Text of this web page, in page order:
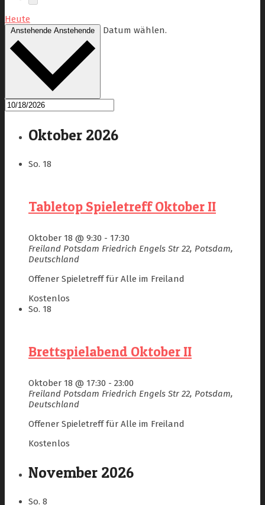
Heute
Anstehende Anstehende Datum wählen.
Oktober 2026
So. 18
Tabletop Spieletreff Oktober II
Oktober 18 @ 9:30 - 17:30
Freiland Potsdam Friedrich Engels Str 22, Potsdam,
Deutschland
Offener Spieletreff für Alle im Freiland
Kostenlos
So. 18
Brettspielabend Oktober II
Oktober 18 @ 17:30 - 23:00
Freiland Potsdam Friedrich Engels Str 22, Potsdam,
Deutschland
Offener Spieletreff für Alle im Freiland
Kostenlos
November 2026
So. 8